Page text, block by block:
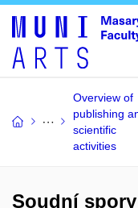
Overview of
publishing
scientific
activities
Soudní